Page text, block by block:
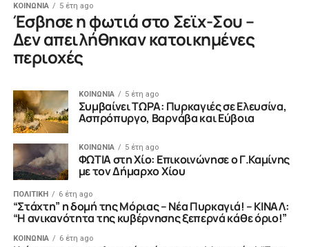
ΚΟΙΝΩΝΙΑ 5 έτη ago
Έσβησε η φωτιά στο Σεϊχ-Σου –
Δεν απειλήθηκαν κατοικημένες
περιοχές
ΚΟΙΝΩΝΙΑ 5 έτη ago
Συμβαίνει ΤΩΡΑ: Πυρκαγιές σε Ελευσίνα,
Ασπρόπυργο, Βαρνάβα και Εύβοια
ΚΟΙΝΩΝΙΑ 5 έτη ago
ΦΩΤΙΑ στη Χίο: Επικοινώνησε ο Γ.Καμίνης
με τον Δήμαρχο Χίου
ΠΟΛΙΤΙΚΗ 6 έτη ago
“Στάχτη” η δομή της Μόριας – Νέα Πυρκαγιά! – ΚΙΝΑΛ:
“Η ανικανότητα της κυβέρνησης ξεπερνά κάθε όριο!”
ΚΟΙΝΩΝΙΑ 6 έτη ago